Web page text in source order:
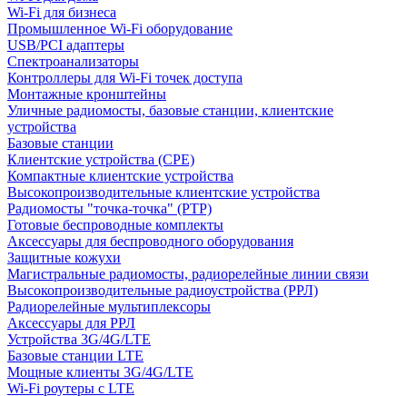
Wi-Fi для бизнеса
Промышленное Wi-Fi оборудование
USB/PCI адаптеры
Cпектроанализаторы
Контроллеры для Wi-Fi точек доступа
Монтажные кронштейны
Уличные радиомосты, базовые станции, клиентские
устройства
Базовые станции
Клиентские устройства (CPE)
Компактные клиентские устройства
Высокопроизводительные клиентские устройства
Радиомосты "точка-точка" (PTP)
Готовые беспроводные комплекты
Аксессуары для беспроводного оборудования
Защитные кожухи
Магистральные радиомосты, радиорелейные линии связи
Высокопроизводительные радиоустройства (РРЛ)
Радиорелейные мультиплексоры
Аксессуары для РРЛ
Устройства 3G/4G/LTE
Базовые станции LTE
Мощные клиенты 3G/4G/LTE
Wi-Fi роутеры с LTE